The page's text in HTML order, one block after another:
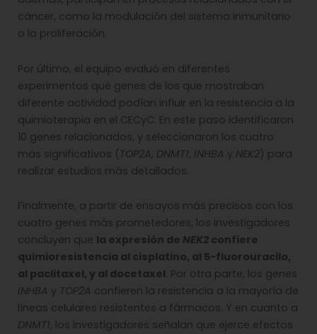
cáncer, como la modulación del sistema inmunitario
o la proliferación.
Por último, el equipo evaluó en diferentes
experimentos qué genes de los que mostraban
diferente actividad podían influir en la resistencia a la
quimioterapia en el CECyC. En este paso identificaron
10 genes relacionados, y seleccionaron los cuatro
más significativos (TOP2A, DNMT1, INHBA y NEK2) para
realizar estudios más detallados.
Finalmente, a partir de ensayos más precisos con los
cuatro genes más prometedores, los investigadores
concluyen que la expresión de NEK2 confiere
quimioresistencia al cisplatino, al 5-fluorouracilo,
al paclitaxel, y al docetaxel. Por otra parte, los genes
INHBA y TOP2A confieren la resistencia a la mayoría de
líneas celulares resistentes a fármacos. Y en cuanto a
DNMT1, los investigadores señalan que ejerce efectos